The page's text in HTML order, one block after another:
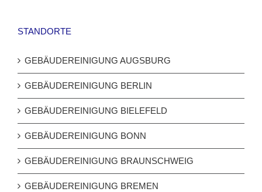
STANDORTE
GEBÄUDEREINIGUNG AUGSBURG
GEBÄUDEREINIGUNG BERLIN
GEBÄUDEREINIGUNG BIELEFELD
GEBÄUDEREINIGUNG BONN
GEBÄUDEREINIGUNG BRAUNSCHWEIG
GEBÄUDEREINIGUNG BREMEN